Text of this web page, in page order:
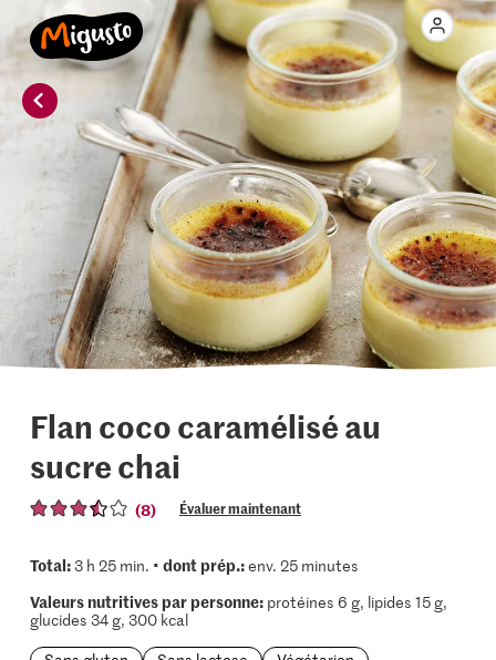
Flan coco caramélisé au
sucre chai
(8) Évaluer maintenant
Total:3 h 25 min. • dont prép.:env. 25 minutes
Valeurs nutritives par personne:protéines 6 g, lipides 15 g,
glucides 34 g, 300 kcal